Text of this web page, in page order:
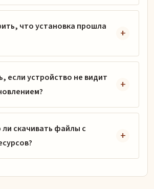
что установка прошла
если устройство не видит
скачивать файлы с